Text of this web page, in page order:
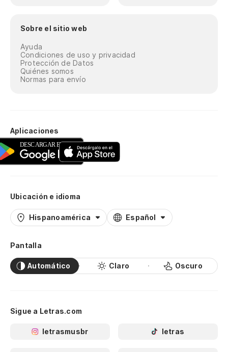
Sobre el sitio web
Ayuda
Condiciones de uso y privacidad
Protección de Datos
Quiénes somos
Normas para envío
Aplicaciones
Ubicación e idioma
Hispanoamérica Español
Pantalla
Automático Claro Oscuro
Sigue a Letras.com
letrasmusbr letras